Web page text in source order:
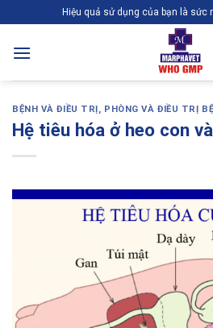
to
content
Hiệu quả sử dụng của bạn là sức
BỆNH VÀ ĐIỀU TRỊ, PHÒNG VÀ ĐIỀU TRỊ
Hệ tiêu hóa ở heo con